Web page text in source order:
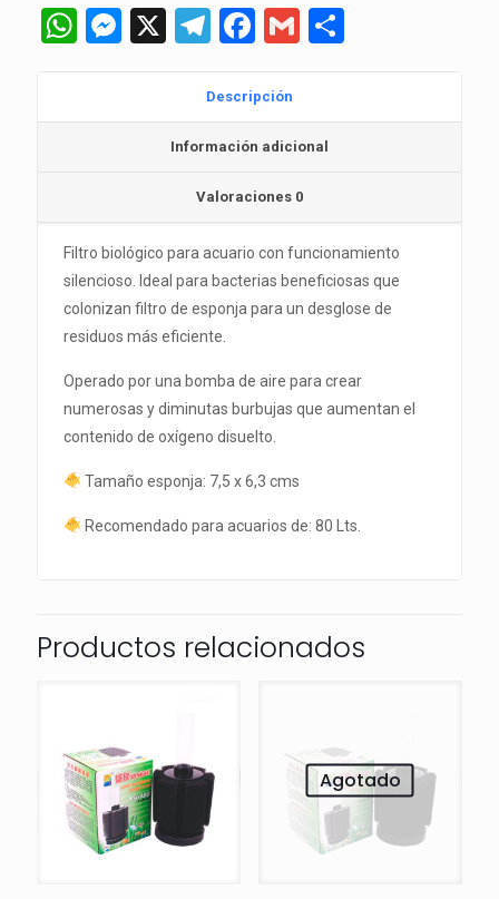
180
cantidadWhatsApp
Messenger
X Telegram
Facebook
Gmail
Descripción
Información adicional
Valoraciones 0
Filtro biológico para acuario con funcionamiento
silencioso. Ideal para bacterias beneficiosas que
colonizan filtro de esponja para un desglose de
residuos más eficiente.
Operado por una bomba de aire para crear
numerosas y diminutas burbujas que aumentan el
contenido de oxígeno disuelto.
Tamaño esponja: 7,5 x 6,3 cms
Recomendado para acuarios de: 80 Lts.
Productos relacionados
Agotado